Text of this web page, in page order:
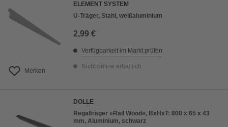
Merken
ELEMENT SYSTEM
U-Träger, Stahl, weißaluminium
2,99 €
Verfügbarkeit im Markt prüfen
Nicht online erhältlich
DOLLE
Regalträger »Rail Wood«, BxHxT: 800 x 65 x 43
mm, Aluminium, schwarz